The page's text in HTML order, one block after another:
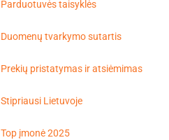
Parduotuvės taisyklės
Duomenų tvarkymo sutartis
Prekių pristatymas ir atsiėmimas
Stipriausi Lietuvoje
Top įmonė 2025